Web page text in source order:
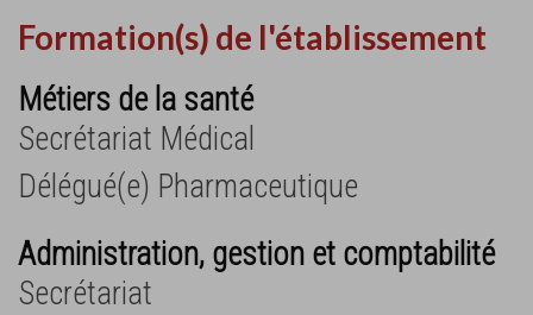
Formation(s) de l'établissement
Métiers de la santé
Secrétariat Médical
Délégué(e) Pharmaceutique
Administration, gestion et comptabilité
Secrétariat